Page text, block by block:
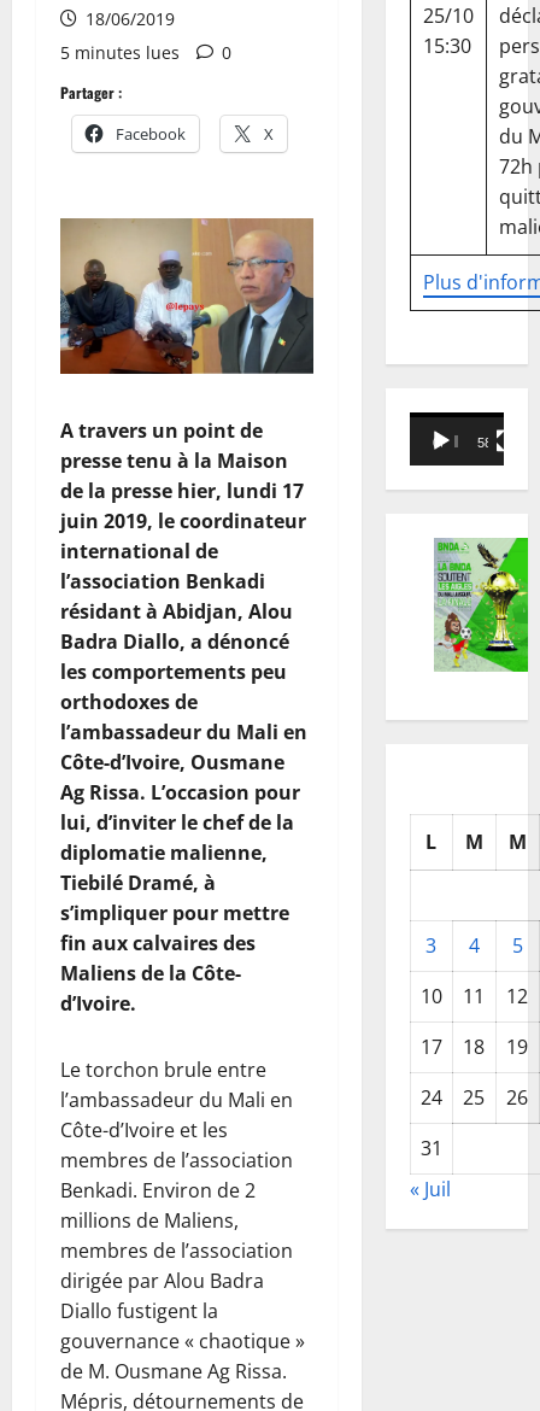
18/06/2019
5 minutes lues
0
Partager :
Facebook X
A travers un point de
presse tenu à la Maison
de la presse hier, lundi 17
juin 2019, le coordinateur
international de
l’association Benkadi
résidant à Abidjan, Alou
Badra Diallo, a dénoncé
les comportements peu
orthodoxes de
l’ambassadeur du Mali en
Côte-d’Ivoire, Ousmane
Ag Rissa. L’occasion pour
lui, d’inviter le chef de la
diplomatie malienne,
Tiebilé Dramé, à
s’impliquer pour mettre
fin aux calvaires des
Maliens de la Côte-
d’Ivoire.
Le torchon brule entre
l’ambassadeur du Mali en
Côte-d’Ivoire et les
membres de l’association
Benkadi. Environ de 2
millions de Maliens,
membres de l’association
dirigée par Alou Badra
Diallo fustigent la
gouvernance « chaotique »
de M. Ousmane Ag Rissa.
Mépris, détournements de
Plus
25/10
15:30
du
72h
Lecteur
vidéo
00:00 58:18
L M M
3 4
5
10
11
12
17
18
19
24
25
26
31
« Juil